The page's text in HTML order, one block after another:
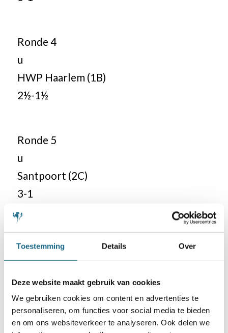
Toestemming Details Over
Deze website maakt gebruik van cookies
We gebruiken cookies om content en advertenties te
personaliseren, om functies voor social media te bieden
en om ons websiteverkeer te analyseren. Ook delen we
Ronde 4
u
HWP Haarlem (1B)
2½-1½
Ronde 5
u
Santpoort (2C)
3-1